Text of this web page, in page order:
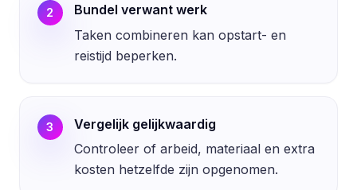
2
Bundel verwant werk
Taken combineren kan opstart- en
reistijd beperken.
3
Vergelijk gelijkwaardig
Controleer of arbeid, materiaal en extra
kosten hetzelfde zijn opgenomen.